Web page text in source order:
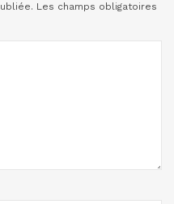
Les champs obligatoires